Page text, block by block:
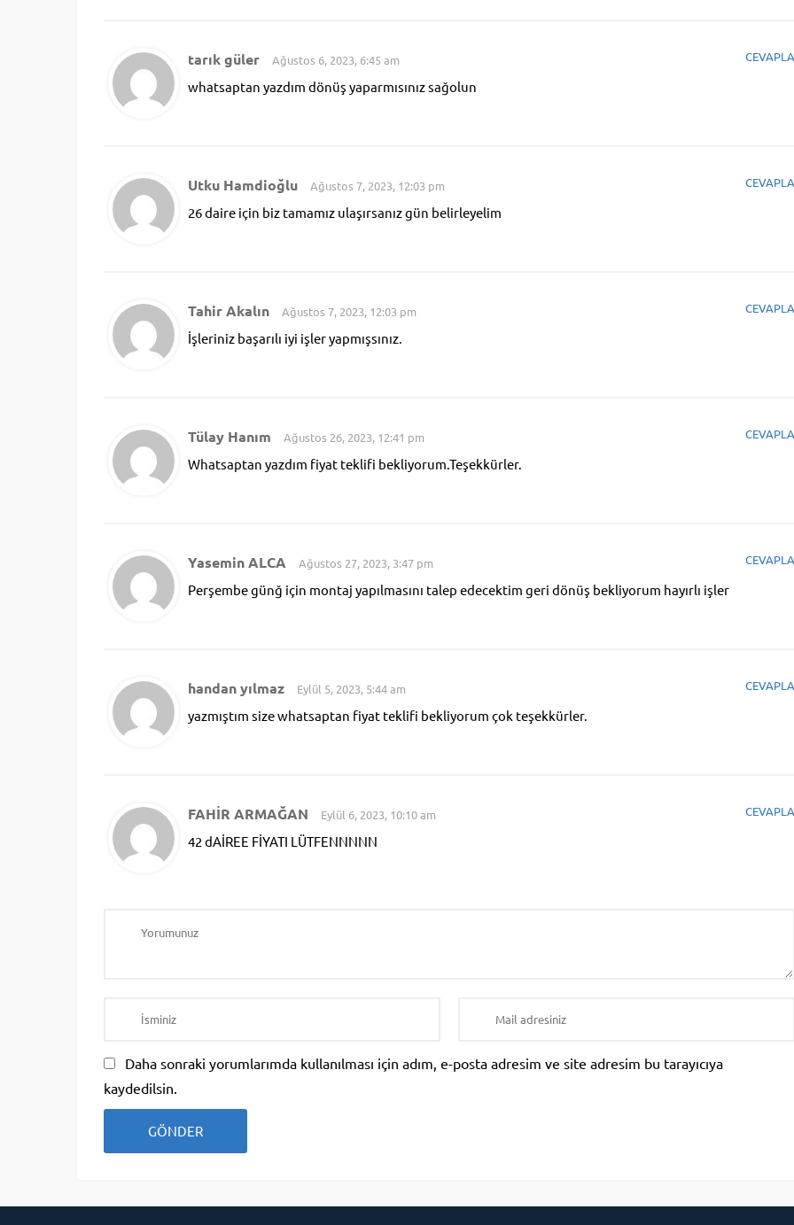
tarık güler Ağustos 6, 2023, 6:45 am
whatsaptan yazdım dönüş yaparmısınız sağolun
CEVAPLA
Utku Hamdioğlu Ağustos 7, 2023, 12:03 pm
26 daire için biz tamamız ulaşırsanız gün belirleyelim
CEVAPLA
Tahir Akalın Ağustos 7, 2023, 12:03 pm
İşleriniz başarılı iyi işler yapmışsınız.
CEVAPLA
Tülay Hanım Ağustos 26, 2023, 12:41 pm
Whatsaptan yazdım fiyat teklifi bekliyorum.Teşekkürler.
CEVAPLA
Yasemin ALCA Ağustos 27, 2023, 3:47 pm
Perşembe günğ için montaj yapılmasını talep edecektim geri dönüş bekliyorum hayırlı işler
CEVAPLA
handan yılmaz Eylül 5, 2023, 5:44 am
yazmıştım size whatsaptan fiyat teklifi bekliyorum çok teşekkürler.
CEVAPLA
FAHİR ARMAĞAN Eylül 6, 2023, 10:10 am
42 dAİREE FİYATI LÜTFENNNNN
CEVAPLA
Daha sonraki yorumlarımda kullanılması için adım, e-posta adresim ve site adresim bu tarayıcıya
kaydedilsin.